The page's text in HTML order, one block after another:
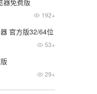
192+
官方版32/64位
53+
29+